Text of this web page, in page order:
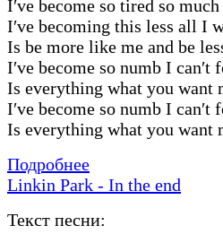
I′ve become so tired so
I′ve becoming this less all I
Is be more like me and be
I′ve become so numb I can′t
Is everything what you want
I′ve become so numb I can′t
Is everything what you want
Подробнее
Linkin Park - In the end
Текст песни: